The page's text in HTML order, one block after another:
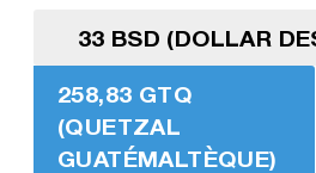
33 BSD (DOLLAR
258,83 GTQ
(QUETZAL
GUATÉMALTÈQUE)